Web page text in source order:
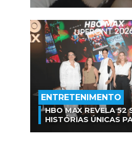
ENTRETENIMENTO
HBO MAX REVELA 52
HISTÓRIAS ÚNICAS